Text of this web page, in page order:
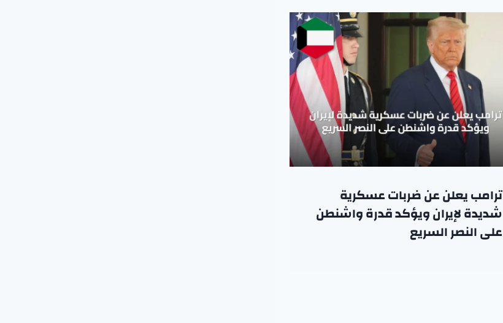
ترامب يعلن عن ضربات عسكرية
شديدة لإيران ويؤكد قدرة واشنطن
على النصر السريع